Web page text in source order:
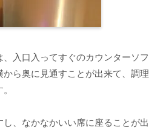
入口入ってすぐのカウンターソフ
から奥に見通すことが出来て、調理
、なかなかいい席に座ることが出